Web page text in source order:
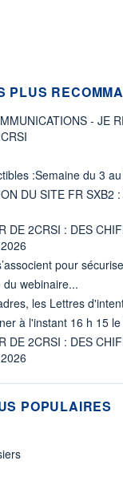
PLUS
- JE
:Semaine du 3
DU SITE FR SXB2
DE 2CRSI : DES
pour
webinaire...
les Lettres
à l'instant 16 h 15
DE 2CRSI : DES
POPULAIRES